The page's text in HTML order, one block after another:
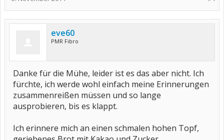
eve60
PMR Fibro
Danke für die Mühe, leider ist es das aber nicht. Ich
fürchte, ich werde wohl einfach meine Erinnerungen
zusammenreißen müssen und so lange
ausprobieren, bis es klappt.
Ich erinnere mich an einen schmalen hohen Topf,